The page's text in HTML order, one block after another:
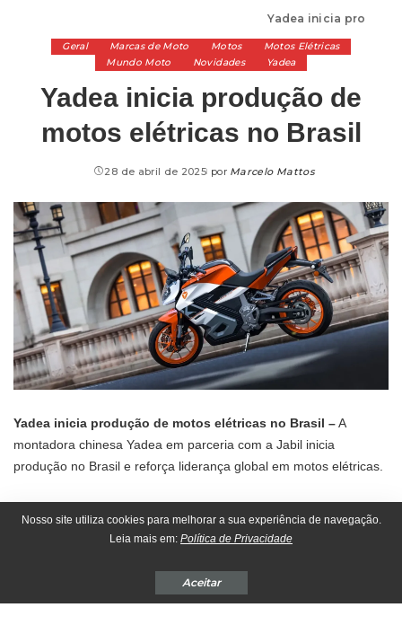
>Yadea inicia produção de motos elétricas no Brasil
Geral Marcas de Moto Motos
Motos Elétricas
Mundo Moto
Novidades Yadea
Yadea inicia produção de
motos elétricas no Brasil
28 de abril de 2025 por Marcelo Mattos
Yadea inicia produção de motos elétricas no Brasil –A
montadora chinesa Yadea em parceria com a Jabil inicia
produção no Brasil e reforça liderança global em motos elétricas.
Yadea inicia produção de
motos elétricas no Brasil
, líder mundial no mercado de veículos elétricos de duas
rodas, acaba de dar um importante passo em sua expansão
Nosso site utiliza cookies para melhorar a sua experiência de navegação.
Leia mais em: Política de Privacidade
Aceitar